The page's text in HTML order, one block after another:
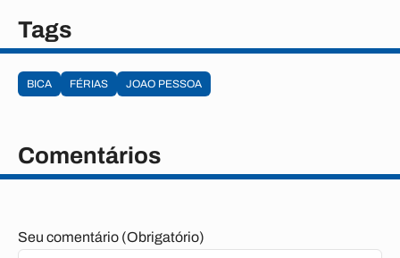
Tags
BICA FÉRIAS JOAO PESSOA
Comentários
Seu comentário (Obrigatório)